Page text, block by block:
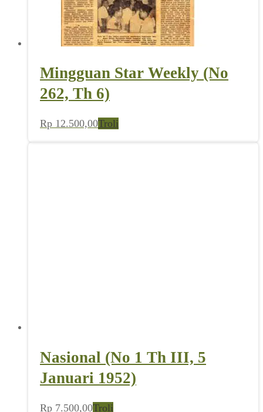
Mingguan Star Weekly (No
262, Th 6)
Rp 12.500,00Troli
Nasional (No 1 Th III, 5
Januari 1952)
Rp 7.500,00Troli